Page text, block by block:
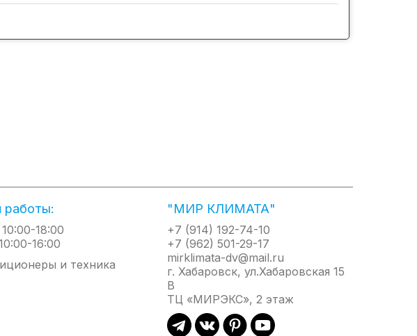
управления.
18:00
16:00
"МИР КЛИМАТА"
+7 (914) 192-74-10
+7 (962) 501-29-17
mirklimata-dv@mail.ru
г. Хабаровск, ул.Хабаровская 15
В
ТЦ «МИРЭКС», 2 этаж